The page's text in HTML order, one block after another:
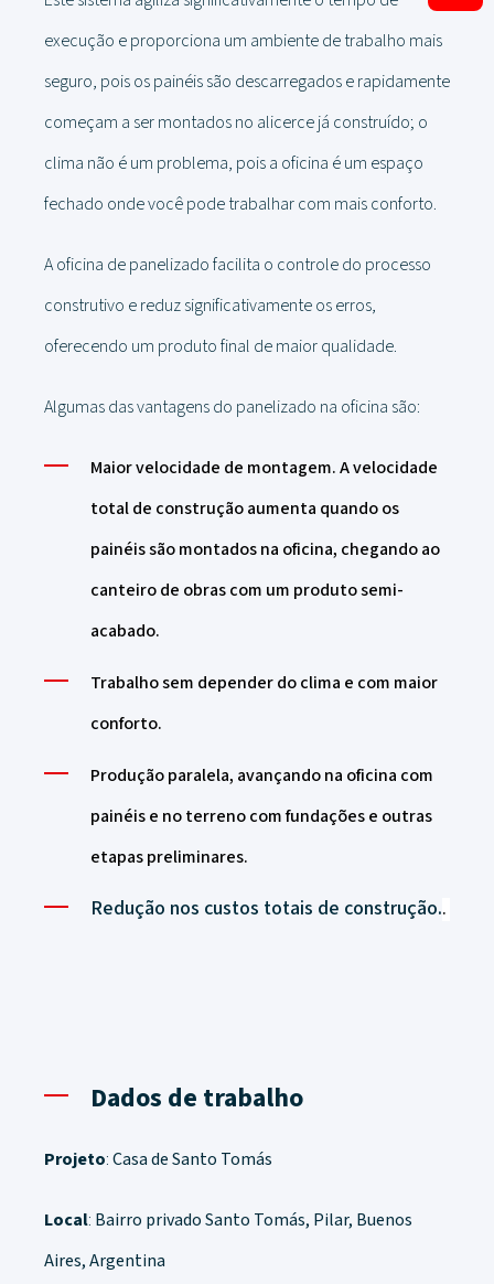
execução e proporciona um ambiente de trabalho mais
seguro, pois os painéis são descarregados e rapidamente
começam a ser montados no alicerce já construído; o
clima não é um problema, pois a oficina é um espaço
fechado onde você pode trabalhar com mais conforto.
A oficina de panelizado facilita o controle do processo
construtivo e reduz significativamente os erros,
oferecendo um produto final de maior qualidade.
Algumas das vantagens do panelizado na oficina são:
Maior velocidade de montagem. A velocidade
total de construção aumenta quando os
painéis são montados na oficina, chegando ao
canteiro de obras com um produto semi-
acabado.
Trabalho sem depender do clima e com maior
conforto.
Produção paralela, avançando na oficina com
painéis e no terreno com fundações e outras
etapas preliminares.
Redução nos custos totais de construção..
Dados de trabalho
Projeto:Casa de Santo Tomás
Local: Bairro privado Santo Tomás, Pilar, Buenos
Aires, Argentina